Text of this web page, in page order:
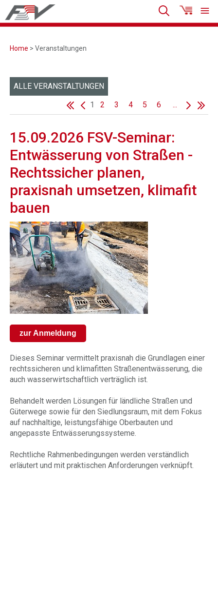
Home > Veranstaltungen
ALLE VERANSTALTUNGEN
1
2 3 4 5 6 ...
15.09.2026 FSV-Seminar:
Entwässerung von Straßen -
Rechtssicher planen,
praxisnah umsetzen, klimafit
bauen
zur Anmeldung
Dieses Seminar vermittelt praxisnah die Grundlagen einer
rechtssicheren und klimafitten Straßenentwässerung, die
auch wasserwirtschaftlich verträglich ist.
Behandelt werden Lösungen für ländliche Straßen und
Güterwege sowie für den Siedlungsraum, mit dem Fokus
auf nachhaltige, leistungsfähige Oberbauten und
angepasste Entwässerungssysteme.
Rechtliche Rahmenbedingungen werden verständlich
erläutert und mit praktischen Anforderungen verknüpft.